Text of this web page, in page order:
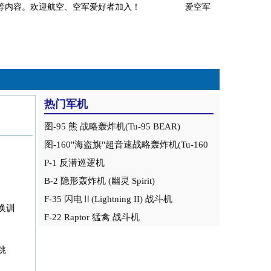
析等内容。欢迎航空、空军爱好者加入！ 爱空军
训
热门军机
图-95 熊 战略轰炸机(Tu-95 BEAR)
图-160"海盗旗"超音速战略轰炸机(Tu-160
Blackjack)
P-1 反潜巡逻机
B-2 隐形轰炸机 (幽灵 Spirit)
F-35 闪电Ⅱ(Lightning II) 战斗机
F-22 Raptor 猛禽 战斗机